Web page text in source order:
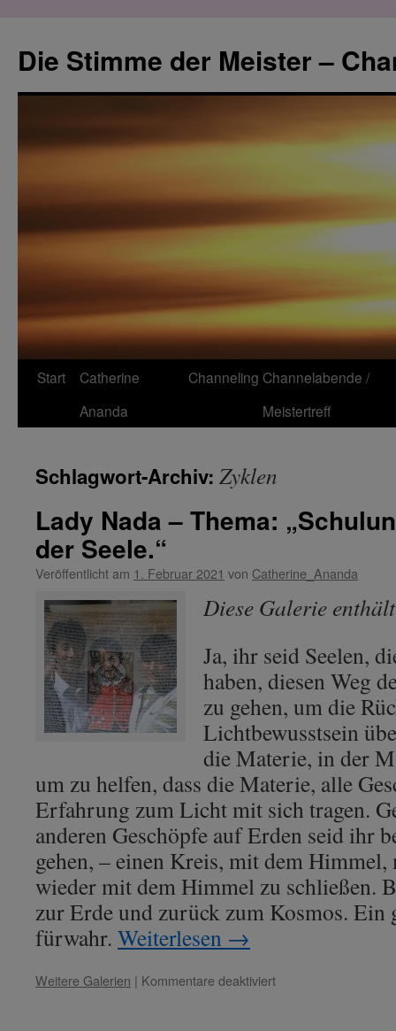
springen
Die Stimme der Meister –
Start
Catherine
Ananda
Channeling Channelabende /
Meistertreff
Schlagwort-Archiv: Zyklen
Lady Nada – Thema:
der Seele.“
Veröffentlicht am 1. Februar 2021 von Catherine_Ananda
Diese Galerie
Ja, ihr seid Seelen,
haben, diesen Weg
zu gehen, um die
Lichtbewusstsein
die Materie, in der
um zu helfen, dass die Materie, alle
Erfahrung zum Licht mit sich tragen.
anderen Geschöpfe auf Erden seid ihr
gehen, – einen Kreis, mit dem
wieder mit dem Himmel zu schließen.
zur Erde und zurück zum Kosmos. Ein
fürwahr. Weiterlesen →
Weitere Galerien | Kommentare deaktiviertfür